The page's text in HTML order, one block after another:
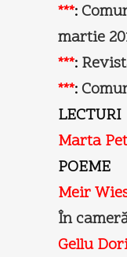
***:
martie
***:
***:
LECTURI
Marta
POEME
Meir
În
Gellu